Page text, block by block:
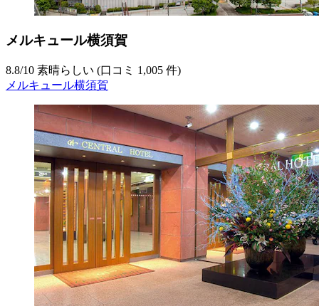
メルキュール横須賀
8.8/10 素晴らしい (口コミ 1,005 件)
メルキュール横須賀